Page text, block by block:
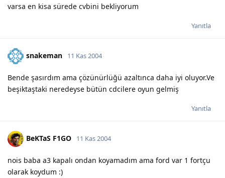
varsa en kisa sürede cvbini bekliyorum
Yanıtla
snakeman 11 Kas 2004
Bende şasırdım ama çözünürlüğü azaltınca daha iyi oluyor.Ve
beşiktaştaki neredeyse bütün cdcilere oyun gelmiş
Yanıtla
BeKTaS F1GO 11 Kas 2004
nois baba a3 kapalı ondan koyamadım ama ford var 1 fortçu
olarak koydum :)